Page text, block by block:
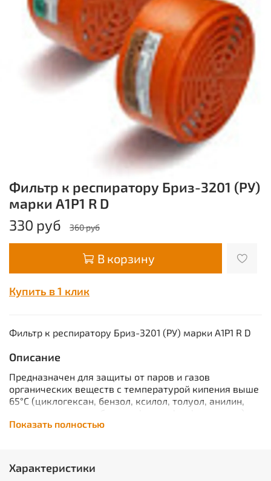
Фильтр к респиратору Бриз-3201 (РУ)
марки А1Р1 R D
330 руб 360 руб
В корзину
Купить в 1 клик
Фильтр к респиратору Бриз-3201 (РУ) марки А1Р1 R D
Описание
Предназначен для защиты от паров и газов
органических веществ с температурой кипения выше
65°С (циклогексан, бензол, ксилол, толуол, анилин,
аэрозолей (пыль, дым, туман)
Торговая марка / Бренд:
Показать полностью
Характеристики